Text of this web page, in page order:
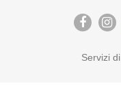
Servizi